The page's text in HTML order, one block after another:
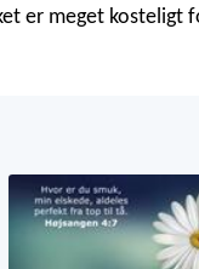
er meget kosteligt